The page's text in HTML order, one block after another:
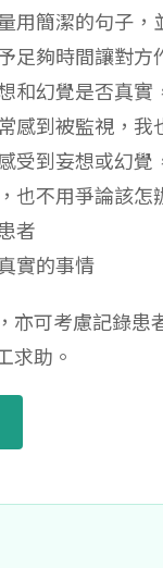
用簡潔的句子
足夠時間讓對方
和幻覺是否真
感到被監視，我
受到妄想或幻覺
也不用爭論該怎
者
實的事情
亦可考慮記錄
求助。